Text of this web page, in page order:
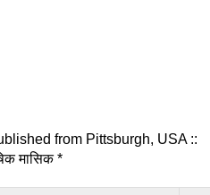
from Pittsburgh, USA ::
मासिक *